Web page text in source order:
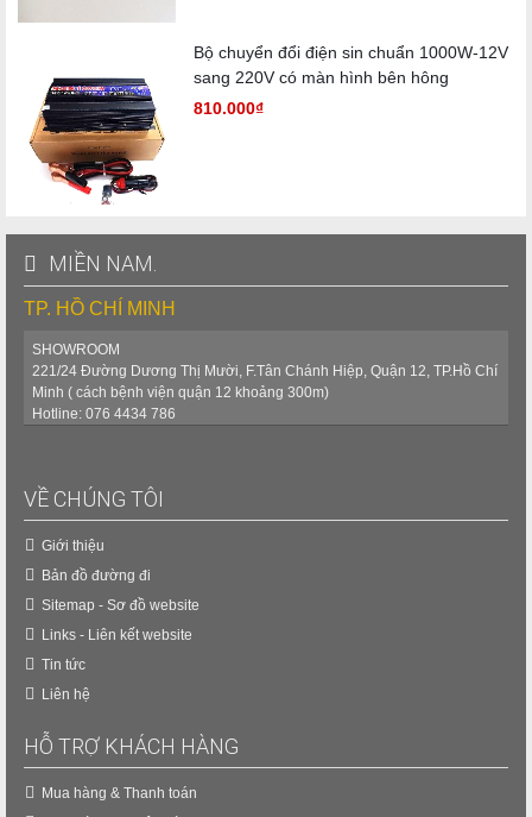
Bộ chuyển đổi điện sin chuẩn 1000W-12V
sang 220V có màn hình bên hông
810.000₫
MIỀN NAM.
TP. HỒ CHÍ MINH
SHOWROOM
221/24 Đường Dương Thị Mười, F.Tân Chánh Hiệp, Quận 12, TP.Hồ Chí
Minh ( cách bệnh viện quận 12 khoảng 300m)
Hotline: 076 4434 786
VỀ CHÚNG TÔI
Giới thiệu
Bản đồ đường đi
Sitemap - Sơ đồ website
Links - Liên kết website
Tin tức
Liên hệ
HỖ TRỢ KHÁCH HÀNG
Mua hàng & Thanh toán